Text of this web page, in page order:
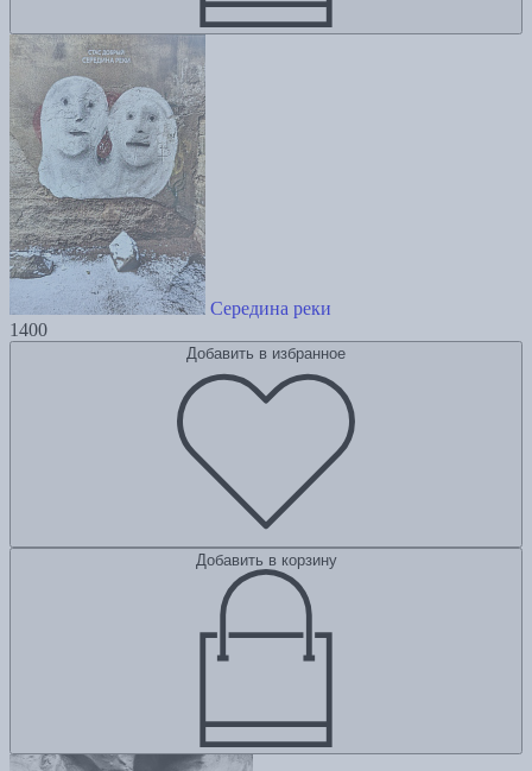
Середина реки
1400
Добавить в избранное
Добавить в корзину